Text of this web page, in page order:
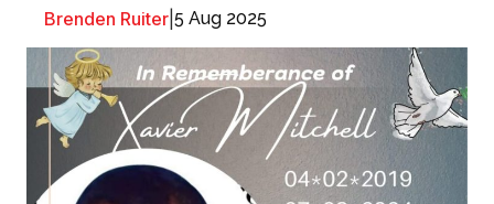
Brenden Ruiter 5 Aug 2025